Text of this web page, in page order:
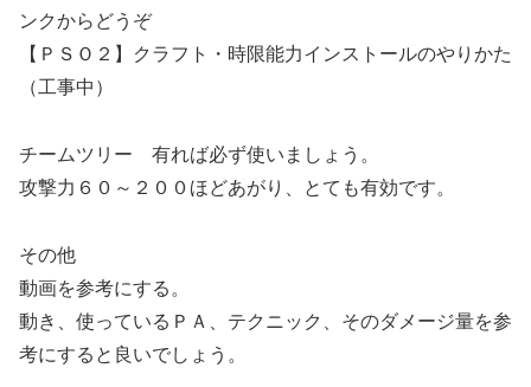
ンクからどうぞ
【ＰＳＯ２】クラフト・時限能力インストールのやりかた
（工事中）
チームツリー 有れば必ず使いましょう。
攻撃力６０～２００ほどあがり、とても有効です。
その他
動画を参考にする。
動き、使っているＰＡ、テクニック、そのダメージ量を参
考にすると良いでしょう。